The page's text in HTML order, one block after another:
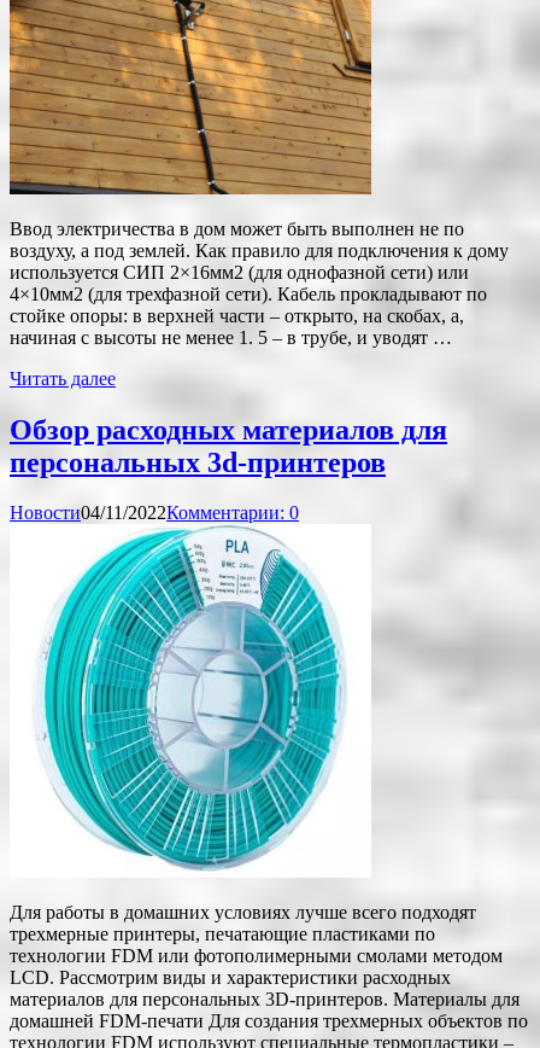
Ввод электричества в дом может быть выполнен не по
воздуху, а под землей. Как правило для подключения к дому
используется СИП 2×16мм2 (для однофазной сети) или
4×10мм2 (для трехфазной сети). Кабель прокладывают по
стойке опоры: в верхней части – открыто, на скобах, а,
начиная с высоты не менее 1. 5 – в трубе, и уводят …
Читать далее
Обзор расходных материалов для
персональных 3d-принтеров
Новости04/11/2022Комментарии: 0
Для работы в домашних условиях лучше всего подходят
трехмерные принтеры, печатающие пластиками по
технологии FDM или фотополимерными смолами методом
LCD. Рассмотрим виды и характеристики расходных
материалов для персональных 3D-принтеров. Материалы для
домашней FDM-печати Для создания трехмерных объектов по
технологии FDM используют специальные термопластики –